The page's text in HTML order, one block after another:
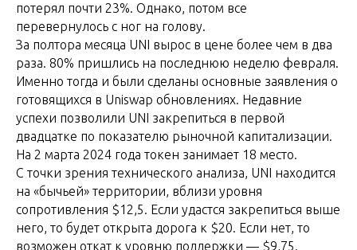
потерял почти 23%. Однако, потом все
перевернулось с ног на голову.
За полтора месяца UNI вырос в цене более чем в два
раза. 80% пришлись на последнюю неделю февраля.
Именно тогда и были сделаны основные заявления о
готовящихся в Uniswap обновлениях. Недавние
успехи позволили UNI закрепиться в первой
двадцатке по показателю рыночной капитализации.
На 2 марта 2024 года токен занимает 18 место.
С точки зрения технического анализа, UNI находится
на «бычьей» территории, вблизи уровня
сопротивления $12,5. Если удастся закрепиться выше
него, то будет открыта дорога к $20. Если нет, то
возможен откат к уровню поддержки — $9,75.